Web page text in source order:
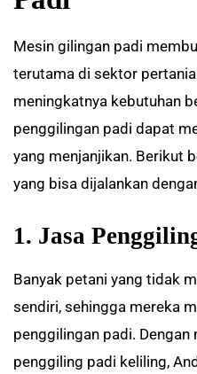
Mesin gilingan padi
terutama di sektor
meningkatnya kebutuhan
penggilingan padi dapat
yang menjanjikan. Berikut
yang bisa dijalankan
1. Jasa
Banyak petani yang tidak
sendiri, sehingga mereka
penggilingan padi. Dengan
penggiling padi keliling,